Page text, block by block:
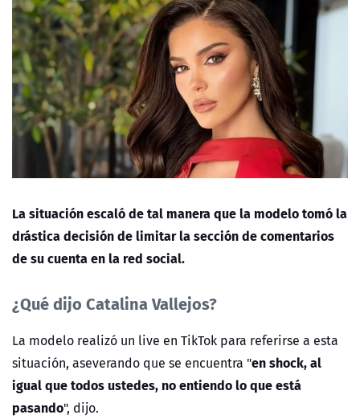
La situación escaló de tal manera que la modelo tomó la
drástica decisión de limitar la sección de comentarios
de su cuenta en la red social.
¿Qué dijo Catalina Vallejos?
La modelo realizó un live en TikTok para referirse a esta
situación, aseverando que se encuentra "en shock, al
igual que todos ustedes, no entiendo lo que está
pasando", dijo.